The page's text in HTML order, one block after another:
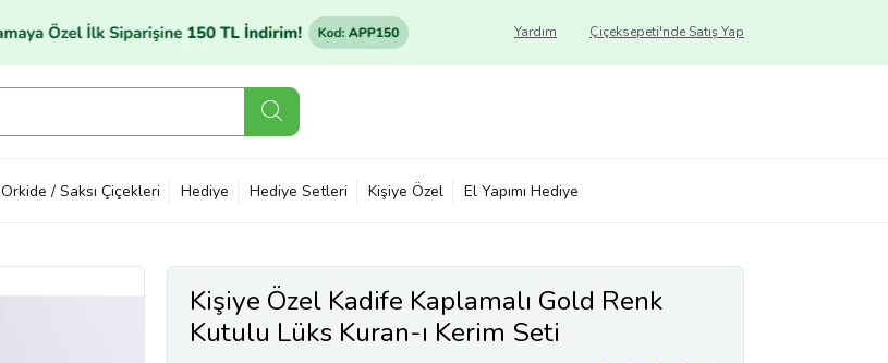
Çiçeksepeti'nde Satış Yap
Yardım
Orkide / Saksı Çiçekleri Hediye Hediye Setleri Kişiye Özel El Yapımı Hediye
Kişiye Özel Kadife Kaplamalı Gold Renk
Kutulu Lüks Kuran-ı Kerim Seti